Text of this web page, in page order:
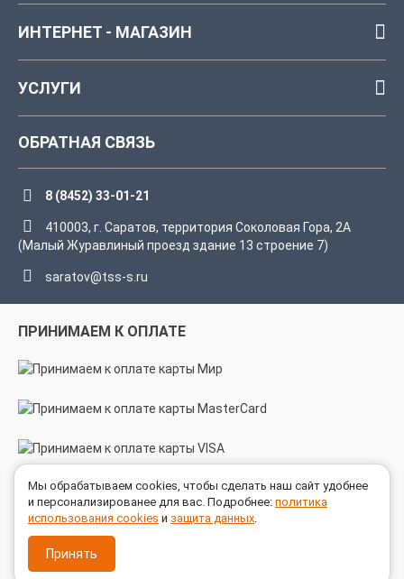
ИНТЕРНЕТ - МАГАЗИН
УСЛУГИ
ОБРАТНАЯ СВЯЗЬ
8 (8452) 33-01-21
410003, г. Саратов, территория Соколовая Гора, 2А
(Малый Журавлиный проезд здание 13 строение 7)
saratov@tss-s.ru
ПРИНИМАЕМ К ОПЛАТЕ
МЫ В СОЦСЕТЯХ
Мы обрабатываем cookies, чтобы сделать наш сайт удобнее
и персонализированее для вас. Подробнее: политика
использования cookies и защита данных.
Принять